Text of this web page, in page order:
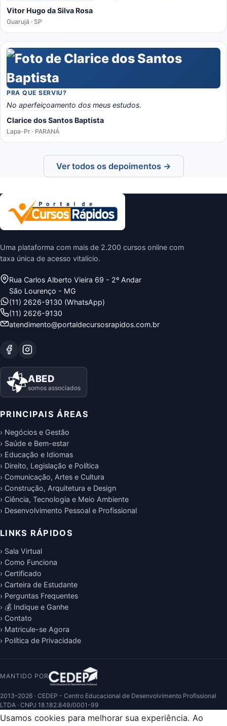
Vitor Hugo da Silva Rosa
Guarujá · SP
PRA QUE SERVIU?
No aperfeiçoamento dos meus estudos.
Clarice dos Santos Baptista
Lapa-Pr · PARANÁ
Ver todos os depoimentos →
Uma plataforma com mais de 2.200 cursos online com
taxa única de acesso vitalício.
Rua Carlos Alberto Vieira 69 - 2º Andar
São Lourenço - MG
(11) 2626-9130 (WhatsApp)
(11) 2626-9130
atendimento@portaldecursosrapidos.com.br
ABED
somos associados
PRINCIPAIS ÁREAS
› Negócios e Gestão
› Saúde e Bem-estar
› Educação e Idiomas
› Direito, Legislação e Política
› Comunicação, Artes e Cultura
› Construção, Arquitetura e Design
› Ciência, Tecnologia e Meio Ambiente
› Desenvolvimento Pessoal e Profissional
LINKS RÁPIDOS
› Sala Virtual
› Como Funciona
› Certificado
› Carteira de Estudante
› Perguntas Frequentes
› 💰 Indique e Ganhe
› Contato
› Matricule-se Agora
› Política de Privacidade
MANTIDO POR
2013–2026 · CEDEP - Centro Educacional de Desenvolvimento Profissional
LTDA · CNPJ 18.182.849/0001-99
Usamos cookies para melhorar sua experiência. Ao